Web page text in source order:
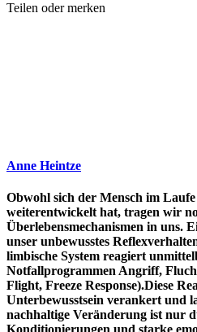
Teilen oder merken
Anne Heintze
Obwohl sich der Mensch im
weiterentwickelt hat, tragen wir
Überlebensmechanismen in uns.
unser unbewusstes
limbische System reagiert
Notfallprogrammen Angriff,
Flight, Freeze Response).Diese
Unterbewusstsein verankert und
nachhaltige Veränderung ist nur
Konditionierungen und starke